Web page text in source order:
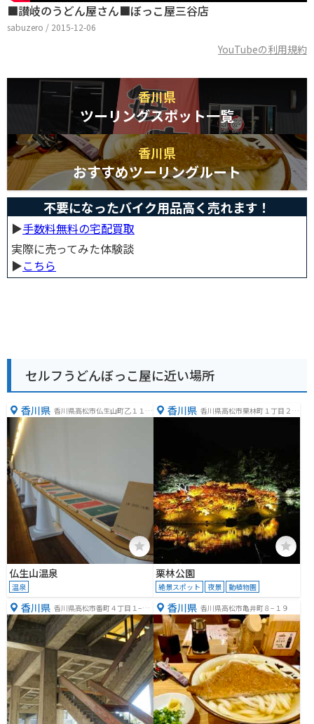
■讃岐のうどん屋さん■ぼっこ屋三谷店
sabuzero / 2015-12-06
YouTubeの利用規約
香川県
ツーリングスポット一覧
香川県
おすすめツーリングルート
不要になったバイク用品高く売れます！
▶︎手数料無料の宅配買取
実際に売ってみた体験談
▶︎こちら
セルフうどんぼっこ屋に近い場所
香川県 香川県高松市仏生山町乙１１４
仏生山温泉
温泉
香川県 香川県高松市栗林町１丁目２０
栗林公園
絶景スポット 夜景 動植物園
香川県 香川県高松市番町４丁目１−１
０
香川県 香川県高松市亀井町８−１９